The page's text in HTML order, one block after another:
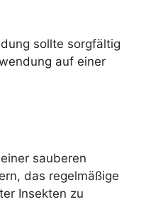
sollte sorgfältig
auf einer
sauberen
das regelmäßige
Insekten zu